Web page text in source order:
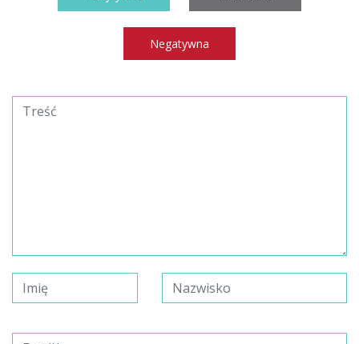
Negatywna